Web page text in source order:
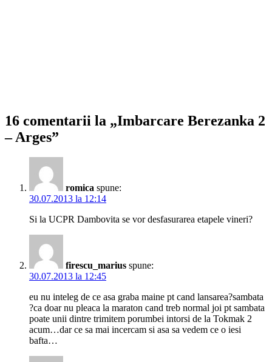
16 comentarii la „Imbarcare Berezanka 2
– Arges”
romica spune:
30.07.2013 la 12:14
Si la UCPR Dambovita se vor desfasurarea etapele vineri?
firescu_marius spune:
30.07.2013 la 12:45
eu nu inteleg de ce asa graba maine pt cand lansarea?sambata
?ca doar nu pleaca la maraton cand treb normal joi pt sambata
poate unii dintre trimitem porumbei intorsi de la Tokmak 2
acum…dar ce sa mai incercam si asa sa vedem ce o iesi
bafta…